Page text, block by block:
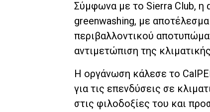
Σύμφωνα με το Sierra Club, η
greenwashing, με
περιβαλλοντικού
αντιμετώπιση της
Η οργάνωση κάλεσε το
για τις επενδύσεις σε
στις φιλοδοξίες του και